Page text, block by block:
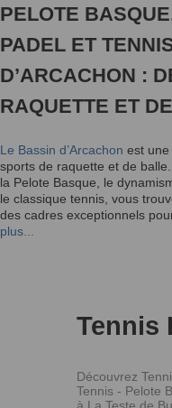
PELOTE
PADEL ET
D’ARCACHON :
RAQUETTE ET
Le Bassin d’Arcachon est
sports de raquette et de
la Pelote Basque, le
le classique tennis, vous
des cadres exceptionnels
plus...
Tennis
Découvrez
Tennis - Pelote